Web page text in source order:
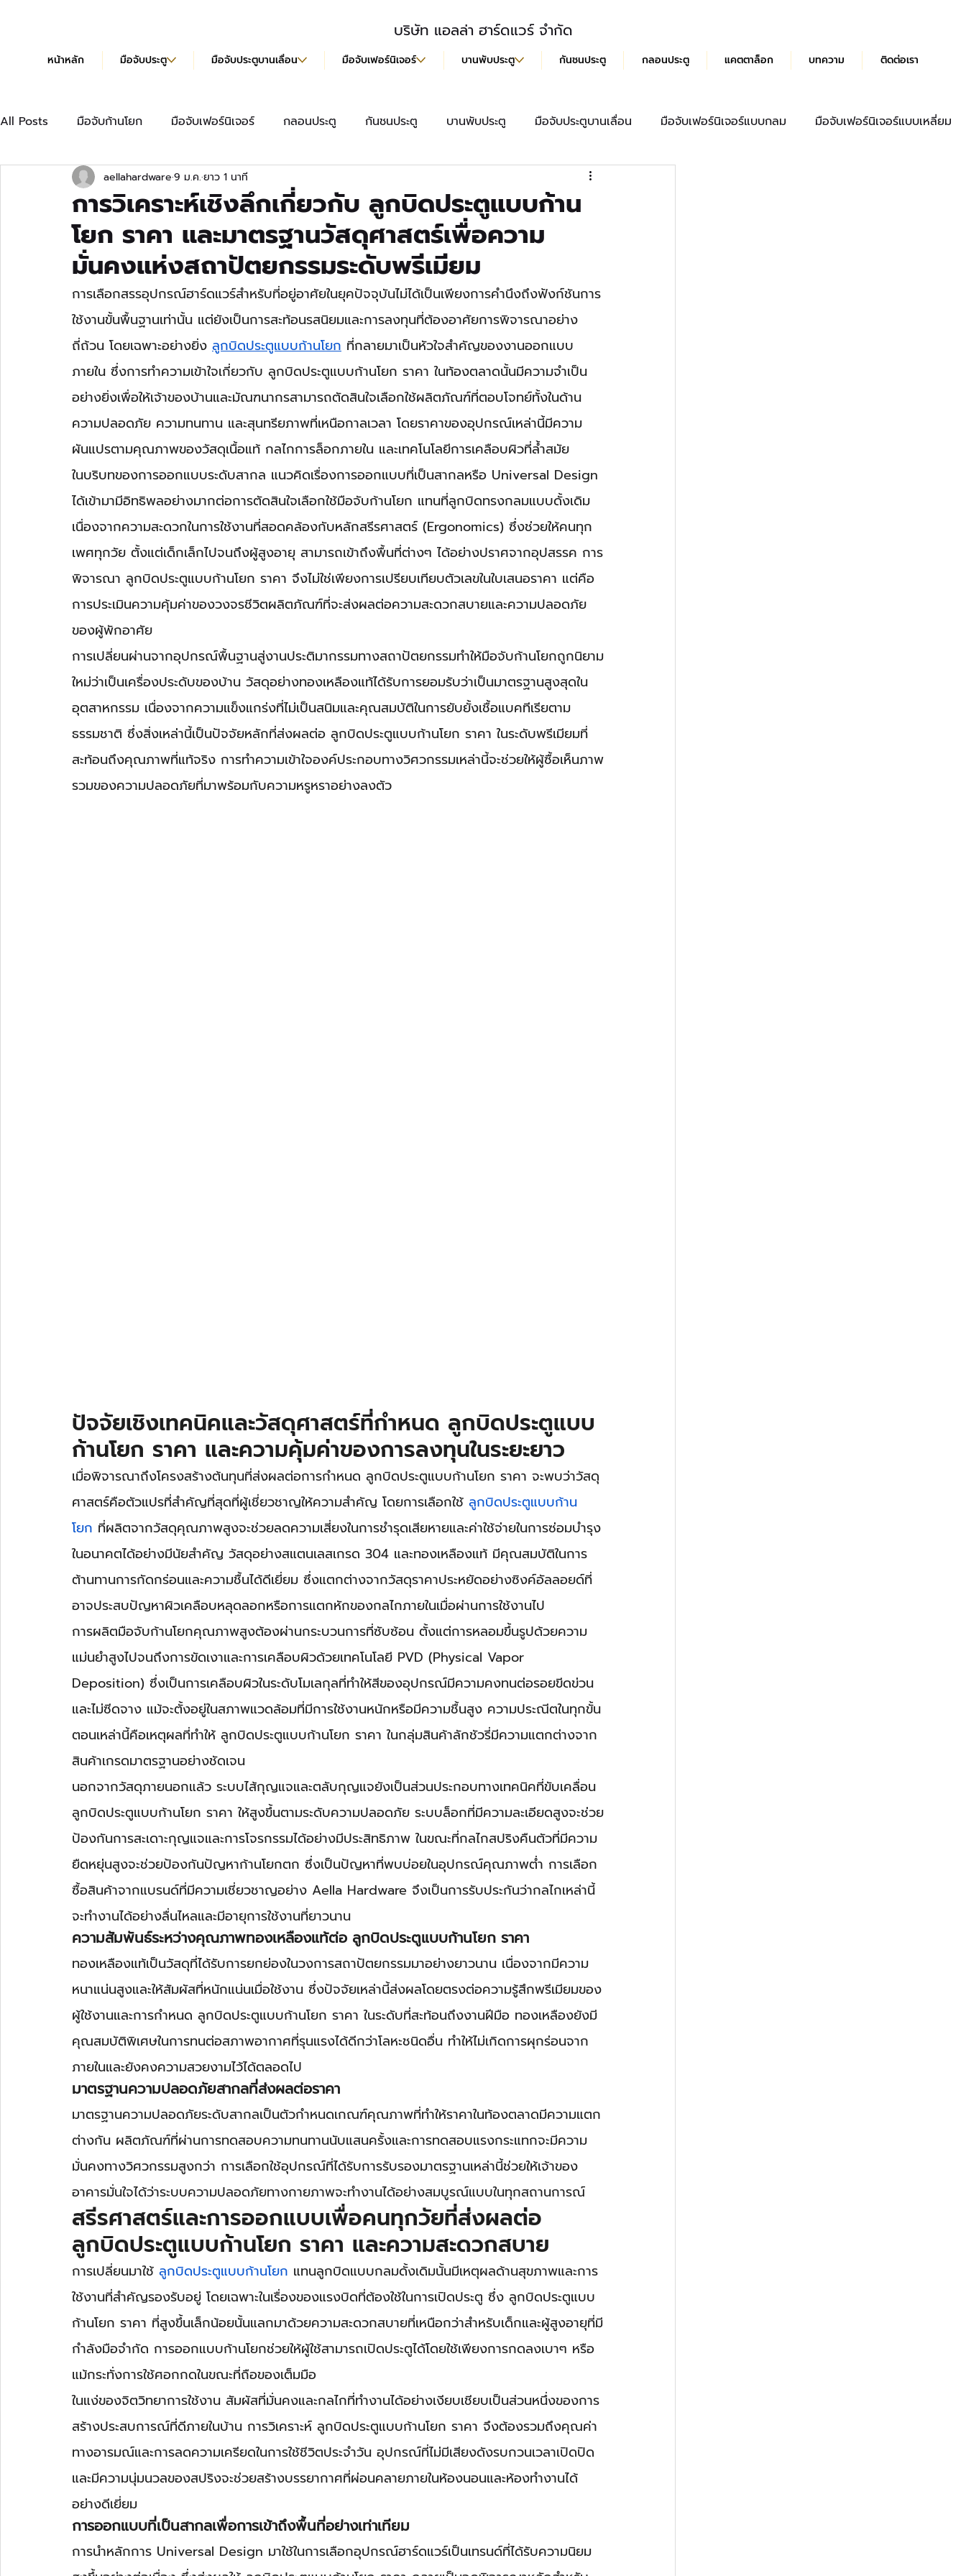
บริษัท แอลล่า ฮาร์ดแวร์ จำกัด
หน้าหลัก มือจับประตู มือจับประตูบานเลื่อน มือจับเฟอร์นิเจอร์ บานพับประตู กันชนประตู กลอนประตู แคตตาล็อก บทความ ติดต่อเรา
All Posts มือจับก้านโยก มือจับเฟอร์นิเจอร์ กลอนประตู กันชนประตู บานพับประตู มือจับประตูบานเลื่อน มือจับเฟอร์นิเจอร์แบบกลม มือจับเฟอร์นิเจอร์แบบเหลี่ยม
มือจับเฟอร์นิเจอร์แบบยาว บานพับข้อเสือ มือจับฝังบานเลื่อน
บานพับข้อเสือ Hydraulic แคตตาล็อก
การวิเคราะห์เชิงลึกเกี่ยวกับ ลูกบิดประตูแบบก้าน
โยก ราคา และมาตรฐานวัสดุศาสตร์เพื่อความ
มั่นคงแห่งสถาปัตยกรรมระดับพรีเมียม
aellahardware9 ม.ค.ยาว 1 นาที
การเลือกสรรอุปกรณ์ฮาร์ดแวร์สำหรับที่อยู่อาศัยในยุคปัจจุบันไม่ได้เป็นเพียงการคำนึงถึงฟังก์ชันการ
ใช้งานขั้นพื้นฐานเท่านั้น แต่ยังเป็นการสะท้อนรสนิยมและการลงทุนที่ต้องอาศัยการพิจารณาอย่าง
ถี่ถ้วน โดยเฉพาะอย่างยิ่ง ลูกบิดประตูแบบก้านโยก ที่กลายมาเป็นหัวใจสำคัญของงานออกแบบ
ภายใน ซึ่งการทำความเข้าใจเกี่ยวกับ ลูกบิดประตูแบบก้านโยก ราคา ในท้องตลาดนั้นมีความจำเป็น
อย่างยิ่งเพื่อให้เจ้าของบ้านและมัณฑนากรสามารถตัดสินใจเลือกใช้ผลิตภัณฑ์ที่ตอบโจทย์ทั้งในด้าน
ความปลอดภัย ความทนทาน และสุนทรียภาพที่เหนือกาลเวลา โดยราคาของอุปกรณ์เหล่านี้มีความ
ผันแปรตามคุณภาพของวัสดุเนื้อแท้ กลไกการล็อกภายใน และเทคโนโลยีการเคลือบผิวที่ล้ำสมัย
ในบริบทของการออกแบบระดับสากล แนวคิดเรื่องการออกแบบที่เป็นสากลหรือ Universal Design
ได้เข้ามามีอิทธิพลอย่างมากต่อการตัดสินใจเลือกใช้มือจับก้านโยก แทนที่ลูกบิดทรงกลมแบบดั้งเดิม
เนื่องจากความสะดวกในการใช้งานที่สอดคล้องกับหลักสรีรศาสตร์ (Ergonomics) ซึ่งช่วยให้คนทุก
เพศทุกวัย ตั้งแต่เด็กเล็กไปจนถึงผู้สูงอายุ สามารถเข้าถึงพื้นที่ต่างๆ ได้อย่างปราศจากอุปสรรค การ
พิจารณา ลูกบิดประตูแบบก้านโยก ราคา จึงไม่ใช่เพียงการเปรียบเทียบตัวเลขในใบเสนอราคา แต่คือ
การประเมินความคุ้มค่าของวงจรชีวิตผลิตภัณฑ์ที่จะส่งผลต่อความสะดวกสบายและความปลอดภัย
ของผู้พักอาศัย
การเปลี่ยนผ่านจากอุปกรณ์พื้นฐานสู่งานประติมากรรมทางสถาปัตยกรรมทำให้มือจับก้านโยกถูกนิยาม
ใหม่ว่าเป็นเครื่องประดับของบ้าน วัสดุอย่างทองเหลืองแท้ได้รับการยอมรับว่าเป็นมาตรฐานสูงสุดใน
อุตสาหกรรม เนื่องจากความแข็งแกร่งที่ไม่เป็นสนิมและคุณสมบัติในการยับยั้งเชื้อแบคทีเรียตาม
ธรรมชาติ ซึ่งสิ่งเหล่านี้เป็นปัจจัยหลักที่ส่งผลต่อ ลูกบิดประตูแบบก้านโยก ราคา ในระดับพรีเมียมที่
สะท้อนถึงคุณภาพที่แท้จริง การทำความเข้าใจองค์ประกอบทางวิศวกรรมเหล่านี้จะช่วยให้ผู้ซื้อเห็นภาพ
รวมของความปลอดภัยที่มาพร้อมกับความหรูหราอย่างลงตัว
ปัจจัยเชิงเทคนิคและวัสดุศาสตร์ที่กำหนด ลูกบิดประตูแบบ
ก้านโยก ราคา และความคุ้มค่าของการลงทุนในระยะยาว
เมื่อพิจารณาถึงโครงสร้างต้นทุนที่ส่งผลต่อการกำหนด ลูกบิดประตูแบบก้านโยก ราคา จะพบว่าวัสดุ
ศาสตร์คือตัวแปรที่สำคัญที่สุดที่ผู้เชี่ยวชาญให้ความสำคัญ โดยการเลือกใช้ ลูกบิดประตูแบบก้าน
โยก ที่ผลิตจากวัสดุคุณภาพสูงจะช่วยลดความเสี่ยงในการชำรุดเสียหายและค่าใช้จ่ายในการซ่อมบำรุง
ในอนาคตได้อย่างมีนัยสำคัญ วัสดุอย่างสแตนเลสเกรด 304 และทองเหลืองแท้ มีคุณสมบัติในการ
ต้านทานการกัดกร่อนและความชื้นได้ดีเยี่ยม ซึ่งแตกต่างจากวัสดุราคาประหยัดอย่างซิงค์อัลลอยด์ที่
อาจประสบปัญหาผิวเคลือบหลุดลอกหรือการแตกหักของกลไกภายในเมื่อผ่านการใช้งานไป
การผลิตมือจับก้านโยกคุณภาพสูงต้องผ่านกระบวนการที่ซับซ้อน ตั้งแต่การหลอมขึ้นรูปด้วยความ
แม่นยำสูงไปจนถึงการขัดเงาและการเคลือบผิวด้วยเทคโนโลยี PVD (Physical Vapor
Deposition) ซึ่งเป็นการเคลือบผิวในระดับโมเลกุลที่ทำให้สีของอุปกรณ์มีความคงทนต่อรอยขีดข่วน
และไม่ซีดจาง แม้จะตั้งอยู่ในสภาพแวดล้อมที่มีการใช้งานหนักหรือมีความชื้นสูง ความประณีตในทุกขั้น
ตอนเหล่านี้คือเหตุผลที่ทำให้ ลูกบิดประตูแบบก้านโยก ราคา ในกลุ่มสินค้าลักชัวรี่มีความแตกต่างจาก
สินค้าเกรดมาตรฐานอย่างชัดเจน
นอกจากวัสดุภายนอกแล้ว ระบบไส้กุญแจและตลับกุญแจยังเป็นส่วนประกอบทางเทคนิคที่ขับเคลื่อน
ลูกบิดประตูแบบก้านโยก ราคา ให้สูงขึ้นตามระดับความปลอดภัย ระบบล็อกที่มีความละเอียดสูงจะช่วย
ป้องกันการสะเดาะกุญแจและการโจรกรรมได้อย่างมีประสิทธิภาพ ในขณะที่กลไกสปริงคืนตัวที่มีความ
ยืดหยุ่นสูงจะช่วยป้องกันปัญหาก้านโยกตก ซึ่งเป็นปัญหาที่พบบ่อยในอุปกรณ์คุณภาพต่ำ การเลือก
ซื้อสินค้าจากแบรนด์ที่มีความเชี่ยวชาญอย่าง Aella Hardware จึงเป็นการรับประกันว่ากลไกเหล่านี้
จะทำงานได้อย่างลื่นไหลและมีอายุการใช้งานที่ยาวนาน
ความสัมพันธ์ระหว่างคุณภาพทองเหลืองแท้ต่อ ลูกบิดประตูแบบก้านโยก ราคา
ทองเหลืองแท้เป็นวัสดุที่ได้รับการยกย่องในวงการสถาปัตยกรรมมาอย่างยาวนาน เนื่องจากมีความ
หนาแน่นสูงและให้สัมผัสที่หนักแน่นเมื่อใช้งาน ซึ่งปัจจัยเหล่านี้ส่งผลโดยตรงต่อความรู้สึกพรีเมียมของ
ผู้ใช้งานและการกำหนด ลูกบิดประตูแบบก้านโยก ราคา ในระดับที่สะท้อนถึงงานฝีมือ ทองเหลืองยังมี
คุณสมบัติพิเศษในการทนต่อสภาพอากาศที่รุนแรงได้ดีกว่าโลหะชนิดอื่น ทำให้ไม่เกิดการผุกร่อนจาก
ภายในและยังคงความสวยงามไว้ได้ตลอดไป
มาตรฐานความปลอดภัยสากลที่ส่งผลต่อราคา
มาตรฐานความปลอดภัยระดับสากลเป็นตัวกำหนดเกณฑ์คุณภาพที่ทำให้ราคาในท้องตลาดมีความแตก
ต่างกัน ผลิตภัณฑ์ที่ผ่านการทดสอบความทนทานนับแสนครั้งและการทดสอบแรงกระแทกจะมีความ
มั่นคงทางวิศวกรรมสูงกว่า การเลือกใช้อุปกรณ์ที่ได้รับการรับรองมาตรฐานเหล่านี้ช่วยให้เจ้าของ
อาคารมั่นใจได้ว่าระบบความปลอดภัยทางกายภาพจะทำงานได้อย่างสมบูรณ์แบบในทุกสถานการณ์
สรีรศาสตร์และการออกแบบเพื่อคนทุกวัยที่ส่งผลต่อ
ลูกบิดประตูแบบก้านโยก ราคา และความสะดวกสบาย
การเปลี่ยนมาใช้ ลูกบิดประตูแบบก้านโยก แทนลูกบิดแบบกลมดั้งเดิมนั้นมีเหตุผลด้านสุขภาพและการ
ใช้งานที่สำคัญรองรับอยู่ โดยเฉพาะในเรื่องของแรงบิดที่ต้องใช้ในการเปิดประตู ซึ่ง ลูกบิดประตูแบบ
ก้านโยก ราคา ที่สูงขึ้นเล็กน้อยนั้นแลกมาด้วยความสะดวกสบายที่เหนือกว่าสำหรับเด็กและผู้สูงอายุที่มี
กำลังมือจำกัด การออกแบบก้านโยกช่วยให้ผู้ใช้สามารถเปิดประตูได้โดยใช้เพียงการกดลงเบาๆ หรือ
แม้กระทั่งการใช้ศอกกดในขณะที่ถือของเต็มมือ
ในแง่ของจิตวิทยาการใช้งาน สัมผัสที่มั่นคงและกลไกที่ทำงานได้อย่างเงียบเชียบเป็นส่วนหนึ่งของการ
สร้างประสบการณ์ที่ดีภายในบ้าน การวิเคราะห์ ลูกบิดประตูแบบก้านโยก ราคา จึงต้องรวมถึงคุณค่า
ทางอารมณ์และการลดความเครียดในการใช้ชีวิตประจำวัน อุปกรณ์ที่ไม่มีเสียงดังรบกวนเวลาเปิดปิด
และมีความนุ่มนวลของสปริงจะช่วยสร้างบรรยากาศที่ผ่อนคลายภายในห้องนอนและห้องทำงานได้
อย่างดีเยี่ยม
การออกแบบที่เป็นสากลเพื่อการเข้าถึงพื้นที่อย่างเท่าเทียม
การนำหลักการ Universal Design มาใช้ในการเลือกอุปกรณ์ฮาร์ดแวร์เป็นเทรนด์ที่ได้รับความนิยม